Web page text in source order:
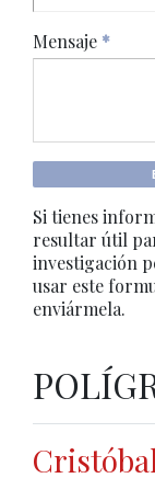
Mensaje *
Si tienes
resultar útil
investigación
usar este
enviármela.